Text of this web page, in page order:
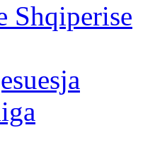
Shqiperise